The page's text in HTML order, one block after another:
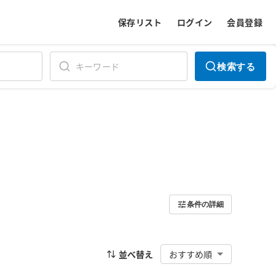
保存リスト ログイン 会員登録
検索する
条件の詳細
並べ替え おすすめ順